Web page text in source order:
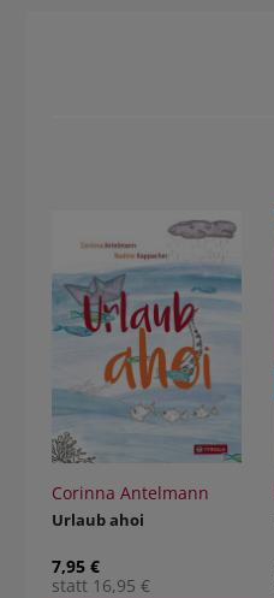
Corinna Antelmann
Urlaub ahoi
7,95 €
statt 16,95 €